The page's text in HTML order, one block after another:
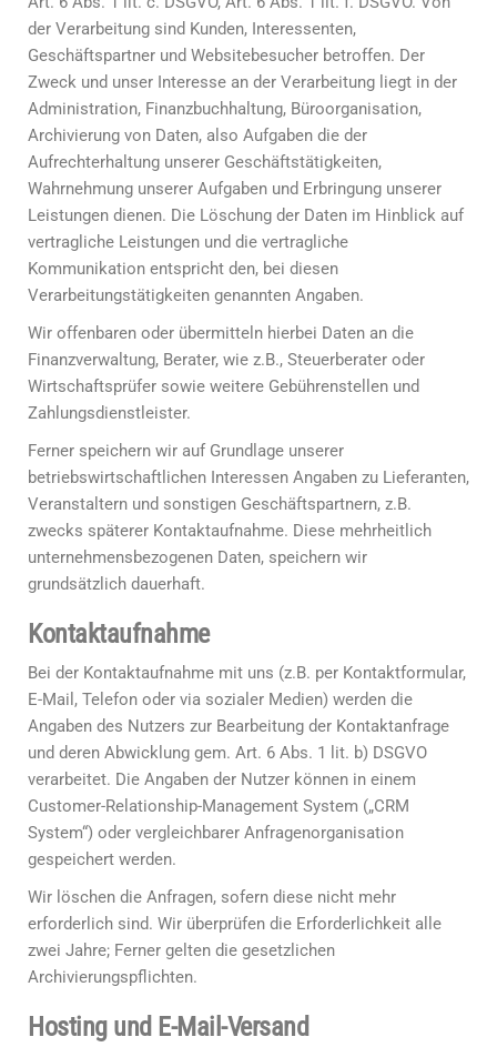
der Verarbeitung sind Kunden, Interessenten,
Geschäftspartner und Websitebesucher betroffen. Der
Zweck und unser Interesse an der Verarbeitung liegt in der
Administration, Finanzbuchhaltung, Büroorganisation,
Archivierung von Daten, also Aufgaben die der
Aufrechterhaltung unserer Geschäftstätigkeiten,
Wahrnehmung unserer Aufgaben und Erbringung unserer
Leistungen dienen. Die Löschung der Daten im Hinblick auf
vertragliche Leistungen und die vertragliche
Kommunikation entspricht den, bei diesen
Verarbeitungstätigkeiten genannten Angaben.
Wir offenbaren oder übermitteln hierbei Daten an die
Finanzverwaltung, Berater, wie z.B., Steuerberater oder
Wirtschaftsprüfer sowie weitere Gebührenstellen und
Zahlungsdienstleister.
Ferner speichern wir auf Grundlage unserer
betriebswirtschaftlichen Interessen Angaben zu Lieferanten,
Veranstaltern und sonstigen Geschäftspartnern, z.B.
zwecks späterer Kontaktaufnahme. Diese mehrheitlich
unternehmensbezogenen Daten, speichern wir
grundsätzlich dauerhaft.
Kontaktaufnahme
Bei der Kontaktaufnahme mit uns (z.B. per Kontaktformular,
E-Mail, Telefon oder via sozialer Medien) werden die
Angaben des Nutzers zur Bearbeitung der Kontaktanfrage
und deren Abwicklung gem. Art. 6 Abs. 1 lit. b) DSGVO
verarbeitet. Die Angaben der Nutzer können in einem
Customer-Relationship-Management System („CRM
System“) oder vergleichbarer Anfragenorganisation
gespeichert werden.
Wir löschen die Anfragen, sofern diese nicht mehr
erforderlich sind. Wir überprüfen die Erforderlichkeit alle
zwei Jahre; Ferner gelten die gesetzlichen
Archivierungspflichten.
Hosting und E-Mail-Versand